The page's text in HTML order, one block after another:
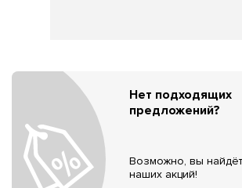
Нет подходящих
предложений?
Возможно, вы
наших акций!